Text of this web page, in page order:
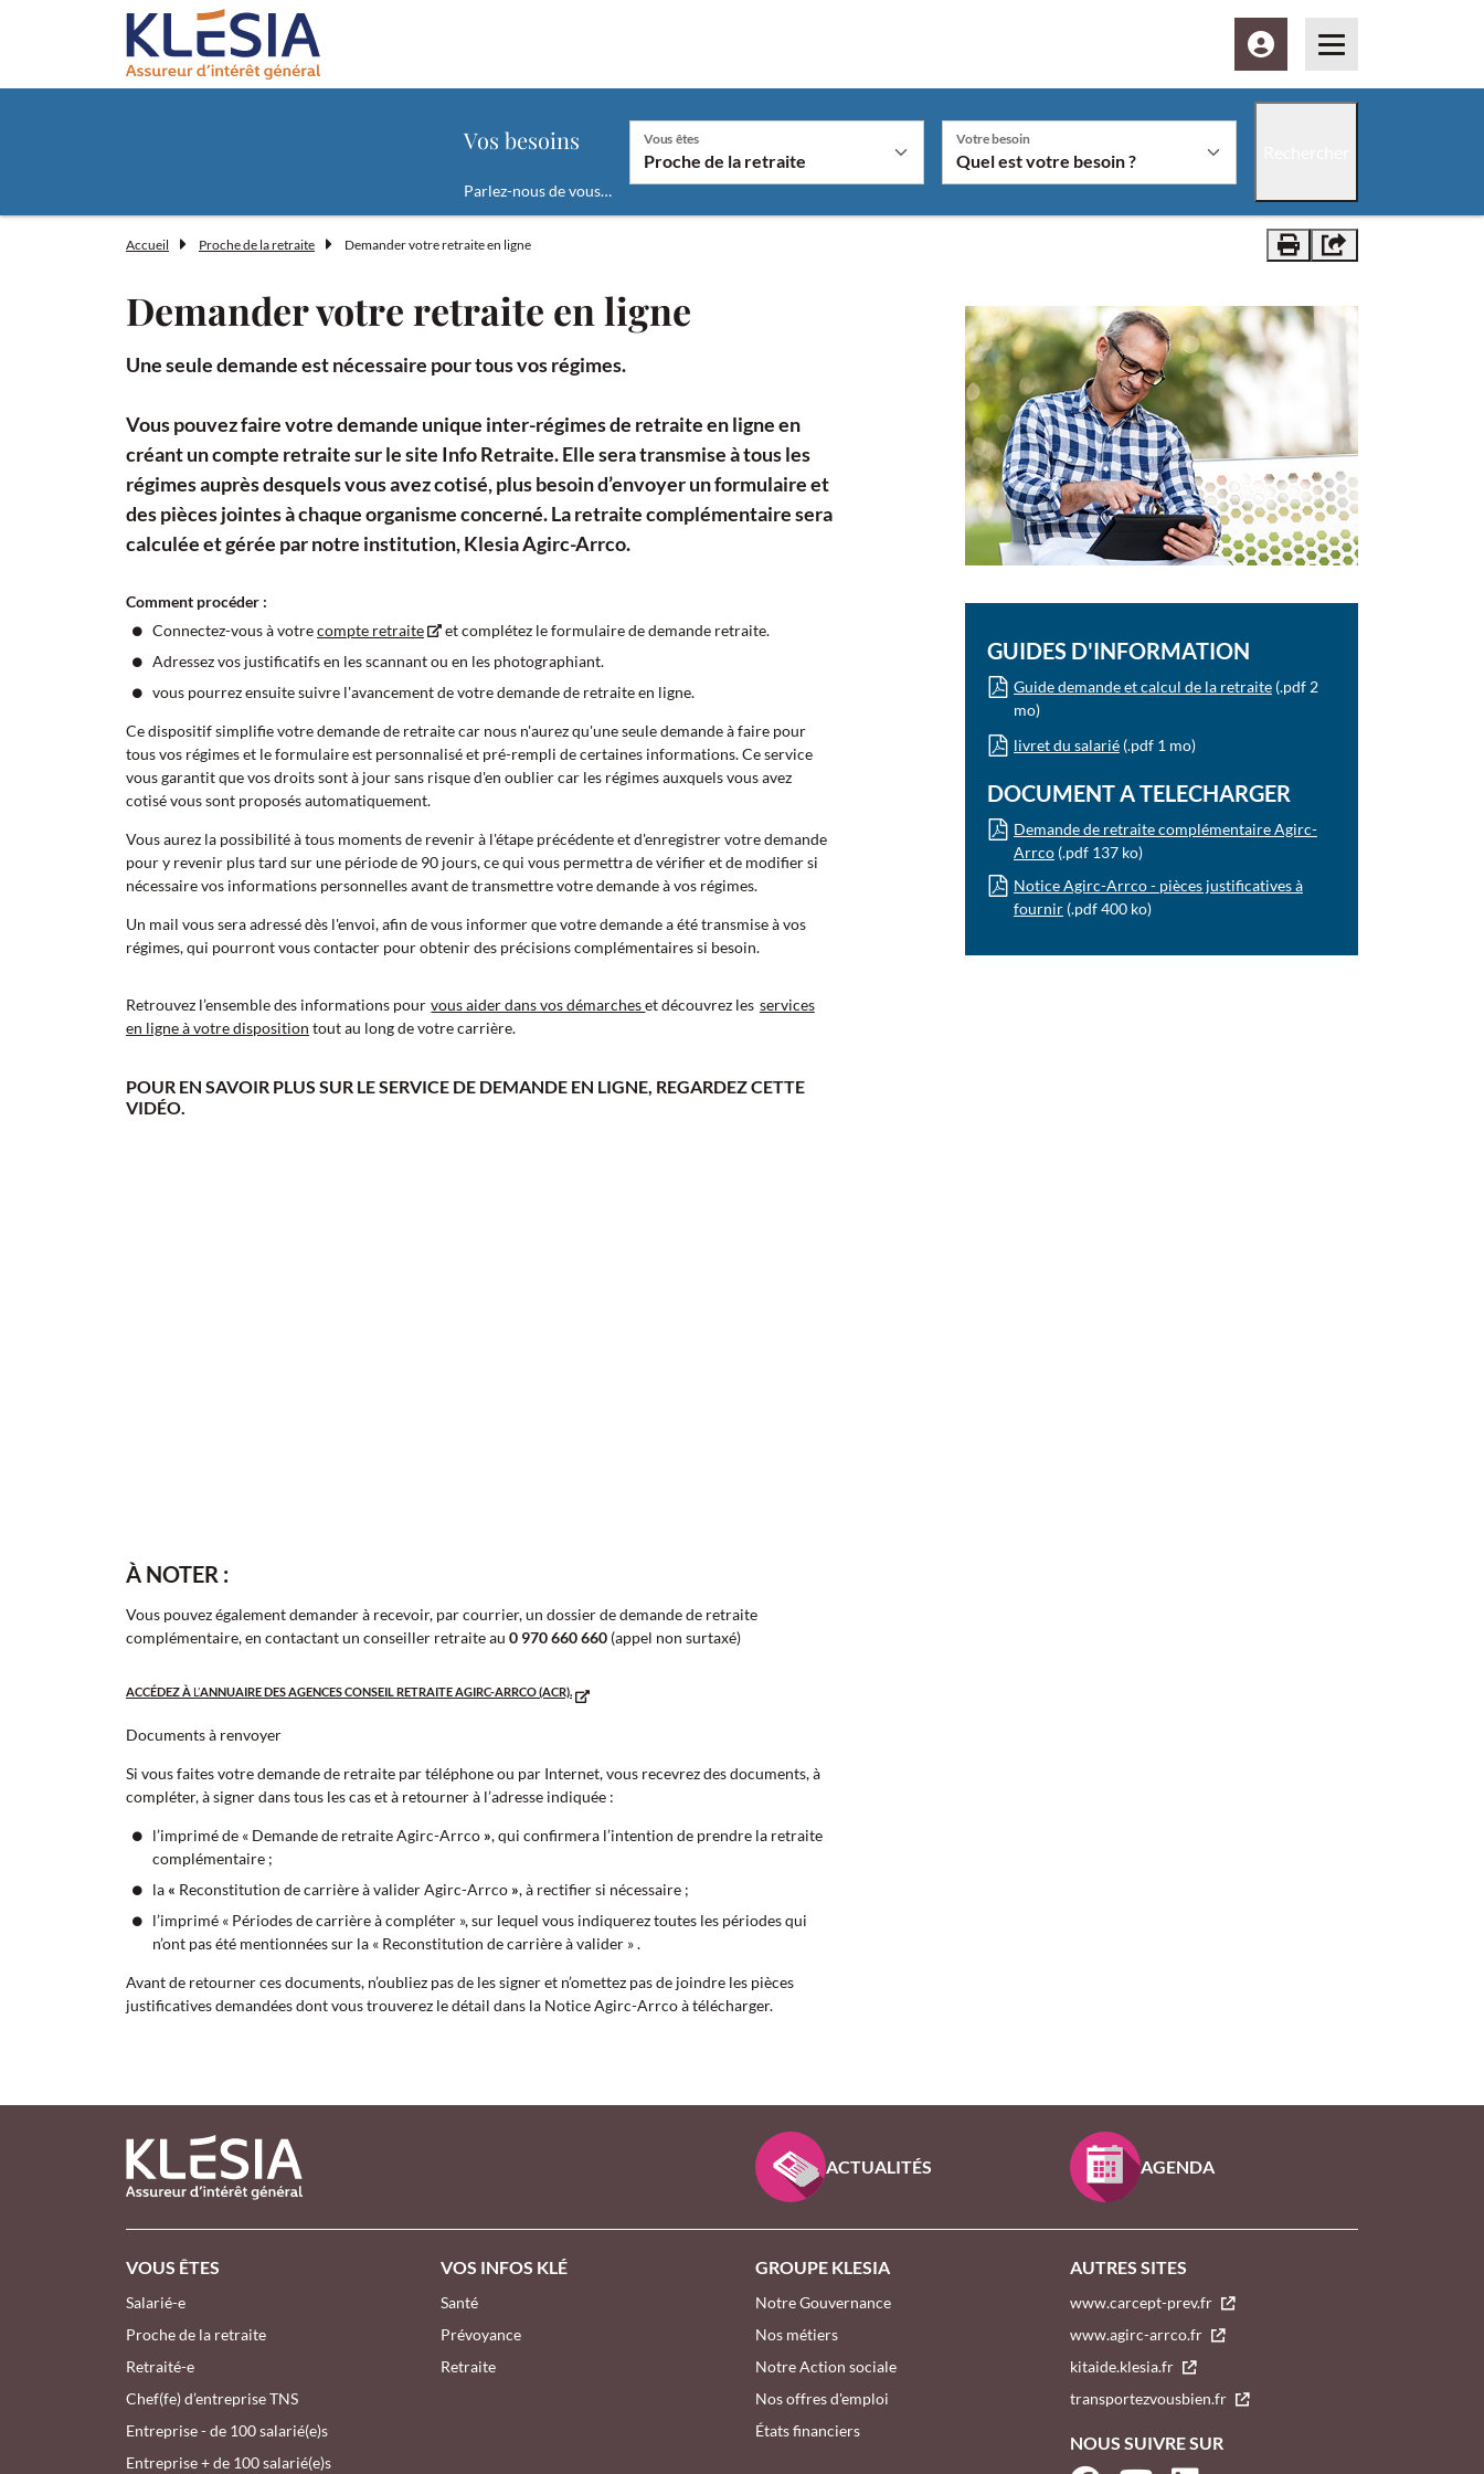
Menu principal Pied de page
Espace clientMenu
Vos besoins
Parlez-nous de vous…
Vous êtes
En fonction de la valeur sélectionnée le champ "Vous êtes" et/ou le bouton "Rechercher" sera disponible à la suite
Votre besoin
Accueil Proche de la retraite Demander votre retraite en ligne
Demander votre retraite en ligne
Une seule demande est nécessaire pour tous vos régimes.
Vous pouvez faire votre demande unique inter-régimes de retraite en ligne en
créant un compte retraite sur le site Info Retraite. Elle sera transmise à tous les
régimes auprès desquels vous avez cotisé, plus besoin d’envoyer un formulaire et
des pièces jointes à chaque organisme concerné. La retraite complémentaire sera
calculée et gérée par notre institution, Klesia Agirc-Arrco.
Comment procéder :
Connectez-vous à votrecompte retraite
et complétez le formulaire de demande retraite.
Adressez vos justificatifs en les scannant ou en les photographiant.
vous pourrez ensuite suivre l'avancement de votre demande de retraite en ligne.
Ce dispositif simplifie votre demande de retraite car nous n'aurez qu'une seule demande à faire pour
tous vos régimes et le formulaire est personnalisé et pré-rempli de certaines informations. Ce service
vous garantit que vos droits sont à jour sans risque d'en oublier car les régimes auxquels vous avez
cotisé vous sont proposés automatiquement.
Vous aurez la possibilité à tous moments de revenir à l'étape précédente et d'enregistrer votre demande
pour y revenir plus tard sur une période de 90 jours, ce qui vous permettra de vérifier et de modifier si
nécessaire vos informations personnelles avant de transmettre votre demande à vos régimes.
Un mail vous sera adressé dès l'envoi, afin de vous informer que votre demande a été transmise à vos
régimes, qui pourront vous contacter pour obtenir des précisions complémentaires si besoin.
Retrouvez l’ensemble des informations pour vous aider dans vos démarcheset découvrez les services
en ligne à votre disposition tout au long de votre carrière.
POUR EN SAVOIR PLUS SUR LE SERVICE DE DEMANDE EN LIGNE, REGARDEZ CETTE
VIDÉO.
À NOTER :
Vous pouvez également demander à recevoir, par courrier, un dossier de demande de retraite
complémentaire, en contactant un conseiller retraite au 0 970 660 660 (appel non surtaxé)
ACCÉDEZ À L’ANNUAIRE DES AGENCES CONSEIL RETRAITE AGIRC-ARRCO (ACR).
Documents à renvoyer
Si vous faites votre demande de retraite par téléphone ou par Internet, vous recevrez des documents, à
compléter, à signer dans tous les cas et à retourner à l’adresse indiquée :
l’imprimé de « Demande de retraiteAgirc-Arrco », qui confirmera l’intention de prendre la retraite
complémentaire ;
la « Reconstitution de carrière à valider Agirc-Arrco », à rectifier si nécessaire ;
l’imprimé « Périodes de carrière à compléter », sur lequel vous indiquerez toutes les périodes qui
n’ont pas été mentionnées sur la « Reconstitution de carrière à valider » .
Avant de retourner ces documents, n’oubliez pas de les signer et n’omettez pas de joindre les pièces
justificatives demandées dont vous trouverez le détail dans la Notice Agirc-Arrco à télécharger.
GUIDES D'INFORMATION
Guide demande et calcul de la retraite (.pdf 2
mo)
livret du salarié (.pdf 1 mo)
DOCUMENT A TELECHARGER
Demande de retraite complémentaire Agirc-
Arrco (.pdf 137 ko)
Notice Agirc-Arrco - pièces justificatives à
fournir (.pdf 400 ko)
PIED DE PAGE KLESIA - ASSUREUR D’INTÉRÊT GÉNÉRAL
ACTUALITÉS AGENDA
VOUS ÊTES
Salarié-e
Proche de la retraite
Retraité-e
Chef(fe) d’entreprise TNS
Entreprise - de 100 salarié(e)s
Entreprise + de 100 salarié(e)s
VOS INFOS KLÉ
Santé
Prévoyance
Retraite
GROUPE KLESIA
Notre Gouvernance
Nos métiers
Notre Action sociale
Nos offres d'emploi
États financiers
AUTRES SITES
www.carcept-prev.fr
www.agirc-arrco.fr
kitaide.klesia.fr
transportezvousbien.fr
NOUS SUIVRE SUR